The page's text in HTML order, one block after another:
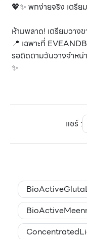
💖✨ พกง่ายจริง เตรีย
ห้ามพลาด! เตรียมวาง
📍 เฉพาะที่
รอติดตามวันวางจำหน่
✨
แชร์: